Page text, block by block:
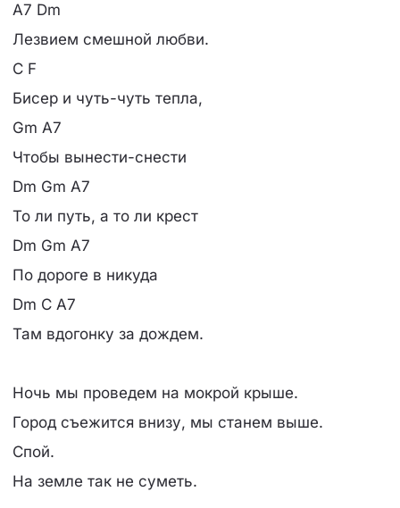
A7 Dm
Лезвием смешной любви.
C F
Бисер и чуть-чуть тепла,
Gm A7
Чтобы вынести-снести
Dm Gm A7
То ли путь, а то ли крест
Dm Gm A7
По дороге в никуда
Dm C A7
Там вдогонку за дождем.
Ночь мы проведем на мокрой крыше.
Город съежится внизу, мы станем выше.
Спой.
На земле так не суметь.